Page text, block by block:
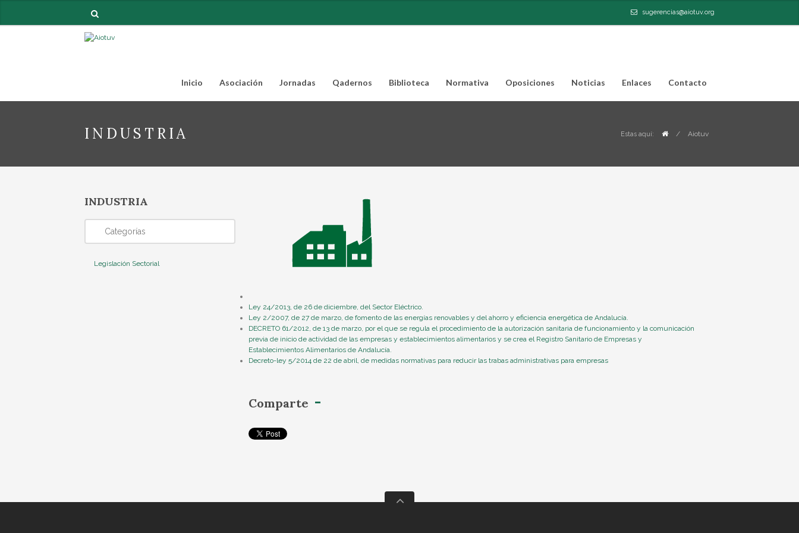
sugerencias@aiotuv.org
Inicio Asociación Jornadas Qadernos Biblioteca Normativa Oposiciones Noticias Enlaces Contacto
INDUSTRIA Estas aquí: / Aiotuv
INDUSTRIA
Categorías
Legislación Sectorial
Ley 24/2013, de 26 de diciembre, del Sector Eléctrico.
Ley 2/2007, de 27 de marzo, de fomento de las energías renovables y del ahorro y eficiencia energética de Andalucía.
DECRETO 61/2012, de 13 de marzo, por el que se regula el procedimiento de la autorización sanitaria de funcionamiento y la comunicación
previa de inicio de actividad de las empresas y establecimientos alimentarios y se crea el Registro Sanitario de Empresas y
Establecimientos Alimentarios de Andalucía.
Decreto-ley 5/2014 de 22 de abril, de medidas normativas para reducir las trabas administrativas para empresas
Comparte